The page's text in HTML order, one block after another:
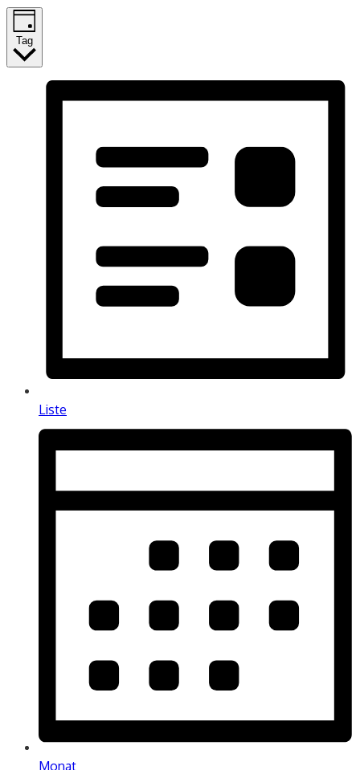
Tag
Liste
Monat